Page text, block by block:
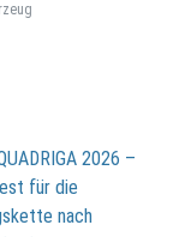
2026 –
für die
nach